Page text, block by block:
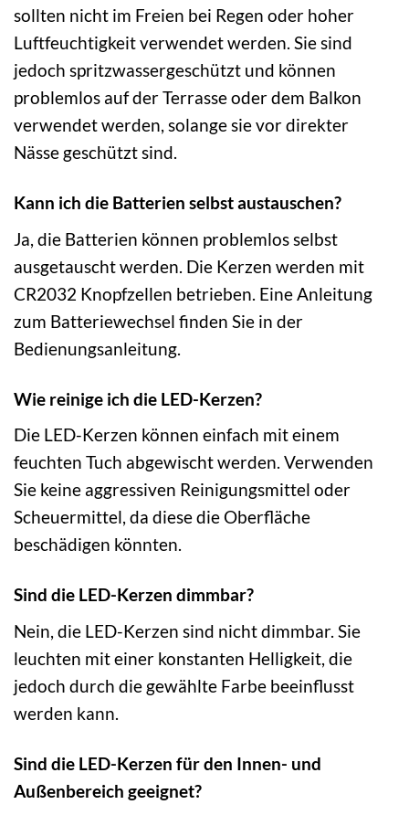
sollten nicht im Freien bei Regen oder hoher
Luftfeuchtigkeit verwendet werden. Sie sind
jedoch spritzwassergeschützt und können
problemlos auf der Terrasse oder dem Balkon
verwendet werden, solange sie vor direkter
Nässe geschützt sind.
Kann ich die Batterien selbst austauschen?
Ja, die Batterien können problemlos selbst
ausgetauscht werden. Die Kerzen werden mit
CR2032 Knopfzellen betrieben. Eine Anleitung
zum Batteriewechsel finden Sie in der
Bedienungsanleitung.
Wie reinige ich die LED-Kerzen?
Die LED-Kerzen können einfach mit einem
feuchten Tuch abgewischt werden. Verwenden
Sie keine aggressiven Reinigungsmittel oder
Scheuermittel, da diese die Oberfläche
beschädigen könnten.
Sind die LED-Kerzen dimmbar?
Nein, die LED-Kerzen sind nicht dimmbar. Sie
leuchten mit einer konstanten Helligkeit, die
jedoch durch die gewählte Farbe beeinflusst
werden kann.
Sind die LED-Kerzen für den Innen- und
Außenbereich geeignet?